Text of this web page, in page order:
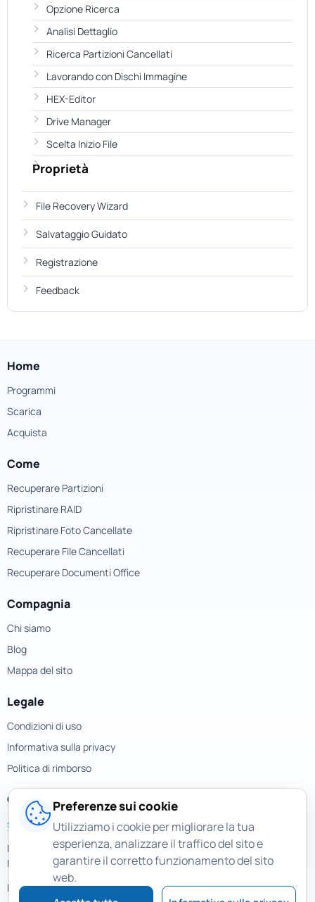
Opzione Ricerca
Analisi Dettaglio
Ricerca Partizioni Cancellati
Lavorando con Dischi Immagine
HEX-Editor
Drive Manager
Scelta Inizio File
Proprietà
File Recovery Wizard
Salvataggio Guidato
Registrazione
Feedback
Home
Programmi
Scarica
Acquista
Come
Recuperare Partizioni
Ripristinare RAID
Ripristinare Foto Cancellate
Recuperare File Cancellati
Recuperare Documenti Office
Compagnia
Chi siamo
Blog
Mappa del sito
Legale
Condizioni di uso
Informativa sulla privacy
Politica di rimborso
Contatti
support@magicuneraser.com
Piazza della Repubblica, 32
Milano, Italy
Più contatti >
Preferenze sui cookie
Utilizziamo i cookie per migliorare la tua
esperienza, analizzare il traffico del sito e
garantire il corretto funzionamento del sito
web.